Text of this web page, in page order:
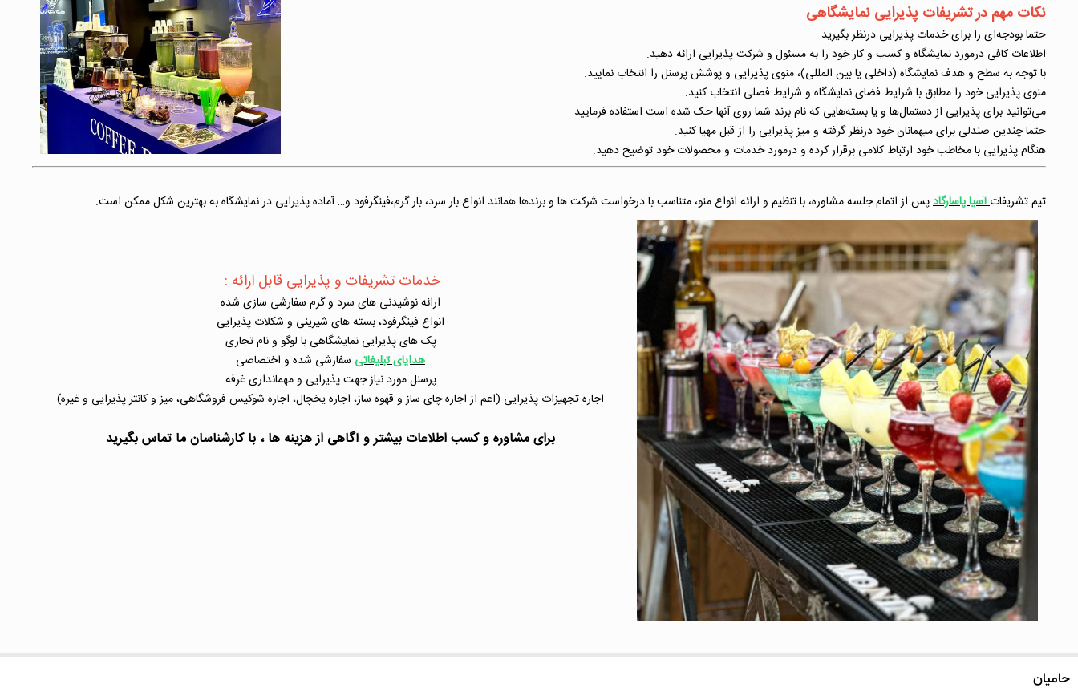
نکات مهم در تشریفات پذیرایی نمایشگاهی
حتما بودجه‌ای را برای خدمات پذیرایی درنظر بگیرید
اطلاعات کافی درمورد نمایشگاه و کسب و کار خود را به مسئول و شرکت پذیرایی ارائه دهید.
با توجه به سطح و هدف نمایشگاه (داخلی یا بین المللی)، منوی پذیرایی و پوشش پرسنل را انتخاب نمایید.
منوی پذیرایی خود را مطابق با شرایط فضای نمایشگاه و شرایط فصلی انتخاب کنید.
می‌توانید برای پذیرایی از دستمال‌ها و یا بسته‌هایی که نام برند شما روی آنها حک شده است استفاده فرمایید.
حتما چندین صندلی برای میهمانان خود درنظر گرفته و میز پذیرایی را از قبل مهیا کنید.
هنگام پذیرایی با مخاطب خود ارتباط کلامی برقرار کرده و درمورد خدمات و محصولات خود توضیح دهید.
تیم تشریفاتآسیا پاسارگادپس از اتمام جلسه مشاوره، با تنظیم و ارائه انواع منو، متناسب با درخواست شرکت ها و برندها همانند انواع بار سرد، بار گرم،فینگرفود و… آماده پذیرایی در نمایشگاه به بهترین شکل ممکن است.
خدمات تشریفات و پذیرایی قابل ارائه :
ارائه نوشیدنی های سرد و گرم سفارشی سازی شده
انواع فینگرفود، بسته های شیرینی و شکلات پذیرایی
پک های پذیرایی نمایشگاهی با لوگو و نام تجاری
هدایای تبلیغاتی سفارشی شده و اختصاصی
پرسنل مورد نیاز جهت پذیرایی و مهمانداری غرفه
اجاره تجهیزات پذیرایی (اعم از اجاره چای ساز و قهوه ساز، اجاره یخچال، اجاره شوکیس فروشگاهی، میز و کانتر پذیرایی و غیره)
برای مشاوره و کسب اطلاعات بیشتر و آگاهی از هزینه ها ، با کارشناسان ما تماس بگیرید
حامیان